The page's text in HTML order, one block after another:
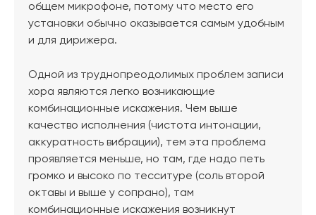
общем микрофоне, потому что место его
установки обычно оказывается самым удобным
и для дирижера.
Одной из труднопреодолимых проблем записи
хора являются легко возникающие
комбинационные искажения. Чем выше
качество исполнения (чистота интонации,
аккуратность вибрации), тем эта проблема
проявляется меньше, но там, где надо петь
громко и высоко по тесситуре (соль второй
октавы и выше у сопрано), там
комбинационные искажения возникнут